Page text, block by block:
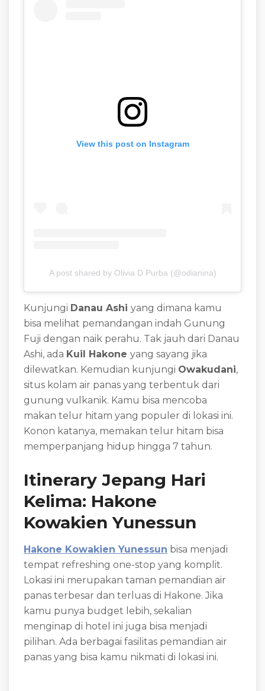
View this post on Instagram
A post shared by Olivia D Purba (@odianina)
Kunjungi Danau Ashi yang dimana kamu
bisa melihat pemandangan indah Gunung
Fuji dengan naik perahu. Tak jauh dari Danau
Ashi, ada Kuil Hakone yang sayang jika
dilewatkan. Kemudian kunjungi Owakudani,
situs kolam air panas yang terbentuk dari
gunung vulkanik. Kamu bisa mencoba
makan telur hitam yang populer di lokasi ini.
Konon katanya, memakan telur hitam bisa
memperpanjang hidup hingga 7 tahun.
Itinerary Jepang Hari
Kelima: Hakone
Kowakien Yunessun
Hakone Kowakien Yunessun bisa menjadi
tempat refreshing one-stop yang komplit.
Lokasi ini merupakan taman pemandian air
panas terbesar dan terluas di Hakone. Jika
kamu punya budget lebih, sekalian
menginap di hotel ini juga bisa menjadi
pilihan. Ada berbagai fasilitas pemandian air
panas yang bisa kamu nikmati di lokasi ini.